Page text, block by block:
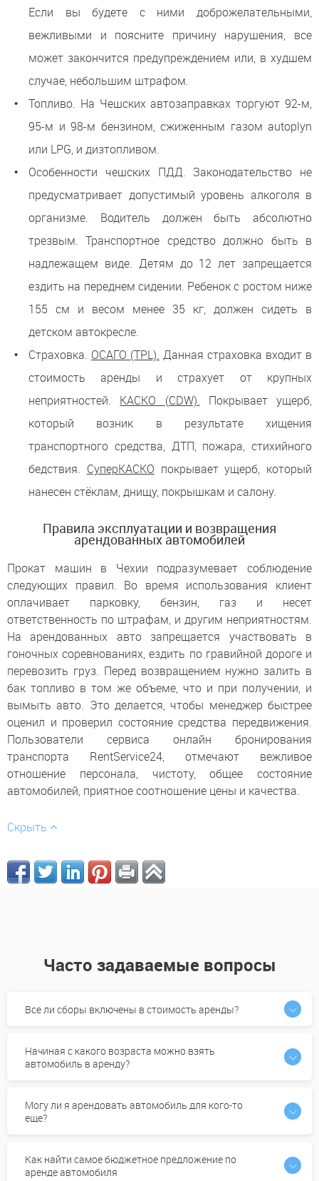
Если вы будете с ними доброжелательными,
вежливыми и поясните причину нарушения, все
может закончится предупреждением или, в худшем
случае, небольшим штрафом.
Топливо. На Чешских автозаправках торгуют 92-м,
95-м и 98-м бензином, сжиженным газом autoplyn
или LPG, и дизтопливом.
Особенности чешских ПДД. Законодательство не
предусматривает допустимый уровень алкоголя в
организме. Водитель должен быть абсолютно
трезвым. Транспортное средство должно быть в
надлежащем виде. Детям до 12 лет запрещается
ездить на переднем сидении. Ребенок с ростом ниже
155 см и весом менее 35 кг, должен сидеть в
детском автокресле.
Страховка. ОСАГО (TPL). Данная страховка входит в
стоимость аренды и страхует от крупных
неприятностей. КАСКО (CDW). Покрывает ущерб,
который возник в результате хищения
транспортного средства, ДТП, пожара, стихийного
бедствия. СуперКАСКО покрывает ущерб, который
нанесен стёклам, днищу, покрышкам и салону.
Правила эксплуатации и возвращения
арендованных автомобилей
Прокат машин в Чехии подразумевает соблюдение
следующих правил. Во время использования клиент
оплачивает парковку, бензин, газ и несет
ответственность по штрафам, и другим неприятностям.
На арендованных авто запрещается участвовать в
гоночных соревнованиях, ездить по гравийной дороге и
перевозить груз. Перед возвращением нужно залить в
бак топливо в том же объеме, что и при получении, и
вымыть авто. Это делается, чтобы менеджер быстрее
оценил и проверил состояние средства передвижения.
Пользователи сервиса онлайн бронирования
транспорта RentService24, отмечают вежливое
отношение персонала, чистоту, общее состояние
автомобилей, приятное соотношение цены и качества.
Скрыть
Часто задаваемые вопросы
Все ли сборы включены в стоимость аренды?
Начиная с какого возраста можно взять
автомобиль в аренду?
Могу ли я арендовать автомобиль для кого-то
еще?
Как найти самое бюджетное предложение по
аренде автомобиля